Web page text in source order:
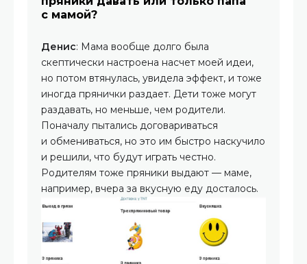
с мамой?
Денис: Мама вообще долго была
скептически настроена насчет моей идеи,
но потом втянулась, увидела эффект, и тоже
иногда прянички раздает. Дети тоже могут
раздавать, но меньше, чем родители.
Поначалу пытались договариваться
и обмениваться, но это им быстро наскучило
и решили, что будут играть честно.
Родителям тоже пряники выдают — маме,
например, вчера за вкусную еду досталось.